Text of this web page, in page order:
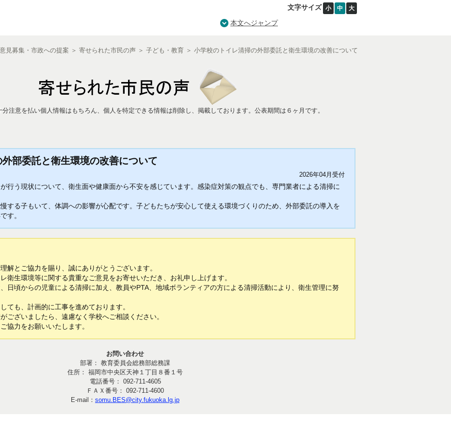
文字サイズ 小 中 大
本文へジャンプ
意見募集・市政への提案 ＞ 寄せられた市民の声 ＞ 子ども・教育 ＞ 小学校のトイレ清掃の外部委託と衛生環境の改善について
注意を払い個人情報はもちろん、個人を特定できる情報は削除し、掲載しております。公表期間は６ヶ月です。
部委託と衛生環境の改善について
2026年04月受付
行う現状について、衛生面や健康面から不安を感じています。感染症対策の観点でも、専門業者による清掃に
する子もいて、体調への影響が心配です。子どもたちが安心して使える環境づくりのため、外部委託の導入を
す。
解とご協力を賜り、誠にありがとうございます。
衛生環境等に関する貴重なご意見をお寄せいただき、お礼申し上げます。
日頃からの児童による清掃に加え、教員やPTA、地域ボランティアの方による清掃活動により、衛生管理に努
ても、計画的に工事を進めております。
ございましたら、遠慮なく学校へご相談ください。
協力をお願いいたします。
お問い合わせ
部署： 教育委員会総務部総務課
住所： 福岡市中央区天神１丁目８番１号
電話番号： 092-711-4605
ＦＡＸ番号： 092-711-4600
E-mail： somu.BES@city.fukuoka.lg.jp